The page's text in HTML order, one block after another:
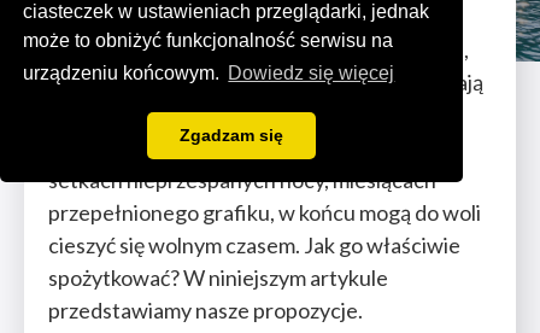
ciasteczek w ustawieniach przeglądarki, jednak
może to obniżyć funkcjonalność serwisu na
urządzeniu końcowym. Dowiedz się więcej
Zgadzam się
Po ukończeniu szkoły średniej oraz
pozytywnym zaliczeniu egzaminu dojrzałości,
maturzyści wybierający się na studia, odbywają
w pełni zasłużone, i najprawdopodobniej
najdłuższe w życiu, upragnione wakacje. Po
setkach nieprzespanych nocy, miesiącach
przepełnionego grafiku, w końcu mogą do woli
cieszyć się wolnym czasem. Jak go właściwie
spożytkować? W niniejszym artykule
przedstawiamy nasze propozycje.